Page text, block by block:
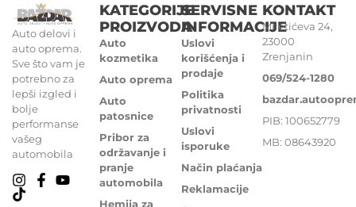
Auto delovi i
auto oprema.
Sve što vam je
potrebno za
lepši izgled i
bolje
performanse
vašeg
automobila
KATEGORIJE
PROIZVODA
Auto
kozmetika
Auto oprema
Auto
patosnice
Pribor za
održavanje i
pranje
automobila
Hemija za
SERVISNE
INFORMACIJE
Uslovi
korišćenja i
prodaje
Politika
privatnosti
Uslovi
isporuke
Način plaćanja
Reklamacije
KONTAKT
Miletićeva 24,
23000
Zrenjanin
069/524-1280
PIB: 100652779
MB: 08643920